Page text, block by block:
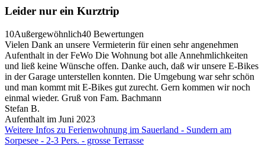
Leider nur ein Kurztrip
10Außergewöhnlich40 Bewertungen
Vielen Dank an unsere Vermieterin für einen sehr angenehmen
Aufenthalt in der FeWo Die Wohnung bot alle Annehmlichkeiten
und ließ keine Wünsche offen. Danke auch, daß wir unsere E-Bikes
in der Garage unterstellen konnten. Die Umgebung war sehr schön
und man kommt mit E-Bikes gut zurecht. Gern kommen wir noch
einmal wieder. Gruß von Fam. Bachmann
Stefan B.
Aufenthalt im Juni 2023
Weitere Infos zu Ferienwohnung im Sauerland - Sundern am
Sorpesee - 2-3 Pers. - grosse Terrasse